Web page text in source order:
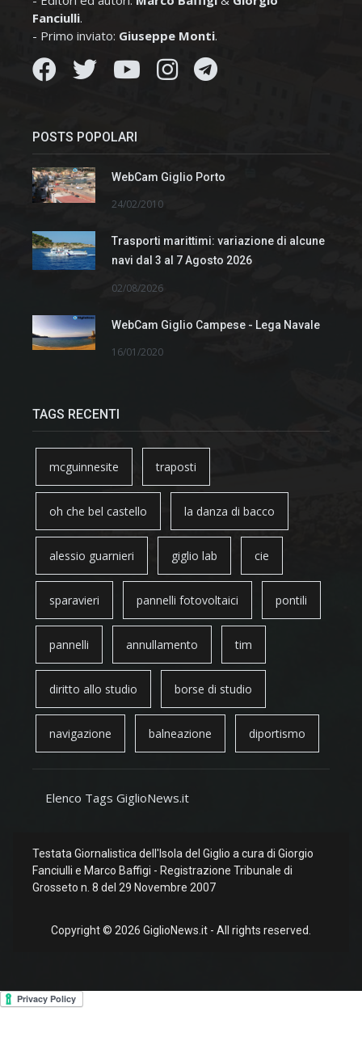
Fanciulli.
- Primo inviato: Giuseppe Monti.
POSTS POPOLARI
WebCam Giglio Porto
24/02/2010
Trasporti marittimi: variazione di alcune
navi dal 3 al 7 Agosto 2026
02/08/2026
WebCam Giglio Campese - Lega Navale
16/01/2020
TAGS RECENTI
mcguinnesite traposti
oh che bel castello la danza di bacco
alessio guarnieri giglio lab cie
sparavieri pannelli fotovoltaici pontili
pannelli annullamento tim
diritto allo studio borse di studio
navigazione balneazione diportismo
Elenco Tags GiglioNews.it
Testata Giornalistica dell'Isola del Giglio a cura di Giorgio
Fanciulli e Marco Baffigi - Registrazione Tribunale di
Grosseto n. 8 del 29 Novembre 2007
Copyright © 2026 GiglioNews.it - All rights reserved.